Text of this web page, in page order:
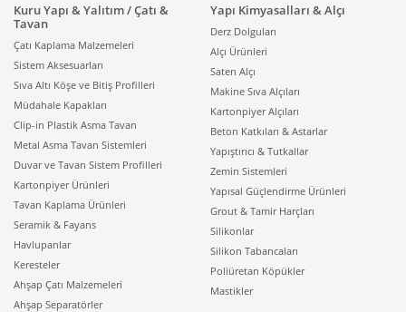
Kuru Yapı & Yalıtım / Çatı &
Tavan
Çatı Kaplama Malzemeleri
Sistem Aksesuarları
Sıva Altı Köşe ve Bitiş Profilleri
Müdahale Kapakları
Clip-in Plastik Asma Tavan
Metal Asma Tavan Sistemleri
Duvar ve Tavan Sistem Profilleri
Kartonpiyer Ürünleri
Tavan Kaplama Ürünleri
Seramik & Fayans
Havlupanlar
Keresteler
Ahşap Çatı Malzemeleri
Ahşap Separatörler
Yapı Kimyasalları & Alçı
Derz Dolguları
Alçı Ürünleri
Saten Alçı
Makine Sıva Alçıları
Kartonpiyer Alçıları
Beton Katkıları & Astarlar
Yapıştırıcı & Tutkallar
Zemin Sistemleri
Yapısal Güçlendirme Ürünleri
Grout & Tamir Harçları
Silikonlar
Silikon Tabancaları
Poliüretan Köpükler
Mastikler